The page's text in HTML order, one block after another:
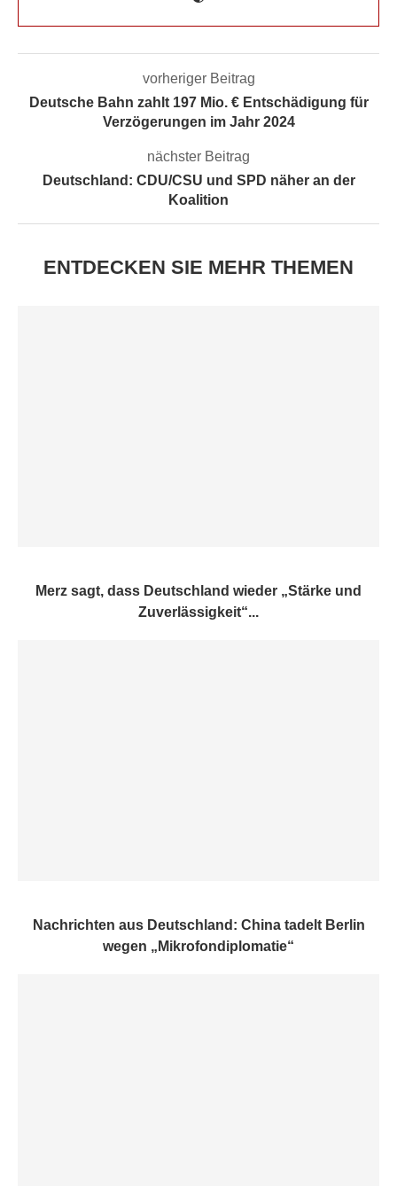
vorheriger Beitrag
Deutsche Bahn zahlt 197 Mio. € Entschädigung für
Verzögerungen im Jahr 2024
nächster Beitrag
Deutschland: CDU/CSU und SPD näher an der
Koalition
ENTDECKEN SIE MEHR THEMEN
Merz sagt, dass Deutschland wieder „Stärke und
Zuverlässigkeit“...
Nachrichten aus Deutschland: China tadelt Berlin
wegen „Mikrofondiplomatie“